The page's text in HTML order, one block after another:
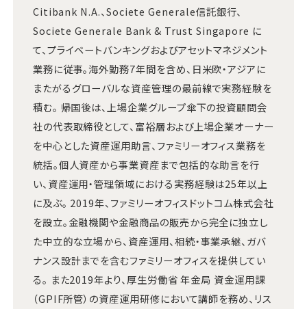
Citibank N.A.、Societe Generale信託銀行、
Societe Generale Bank & Trust Singapore に
て、プライベートバンキングおよびアセットマネジメント
業務に従事。海外勤務7年間を含め、日米欧・アジアに
またがるグローバルな資産管理の最前線で実務経験を
積む。 帰国後は、上場企業グループ傘下の投資顧問会
社の代表取締役として、富裕層および上場企業オーナー
を中心とした資産運用助言、ファミリーオフィス業務を
統括。個人資産から事業資産まで包括的な助言を行
い、資産運用・管理領域における実務経験は25年以上
に及ぶ。 2019年、ファミリーオフィスドットコム株式会社
を設立。金融機関や金融商品の販売から完全に独立し
た中立的な立場から、資産運用、相続・事業承継、ガバ
ナンス設計までを含むファミリーオフィスを提供してい
る。 また2019年より、厚生労働省 年金局 資金運用課
（GPIF所管）の資産運用研修において講師を務め、リス